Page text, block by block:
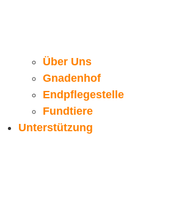
Über Uns
Gnadenhof
Endpflegestelle
Fundtiere
Unterstützung